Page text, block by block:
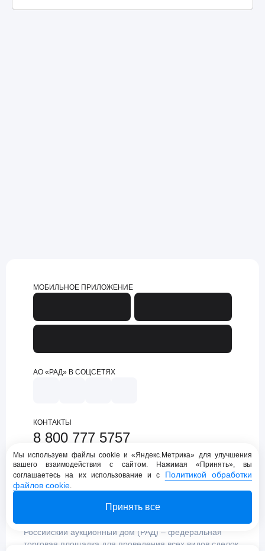
МОБИЛЬНОЕ ПРИЛОЖЕНИЕ
АО «РАД» В СОЦСЕТЯХ
КОНТАКТЫ
8 800 777 5757
support@lot-online.ru
Техническая поддержка
Российский аукционный дом (РАД) – федеральная
торговая площадка для проведения всех видов сделок
Мы используем файлы cookie и «Яндекс.Метрика» для улучшения
вашего взаимодействия с сайтом. Нажимая «Принять», вы
соглашаетесь на их использование и с Политикой обработки
файлов cookie.
Принять все